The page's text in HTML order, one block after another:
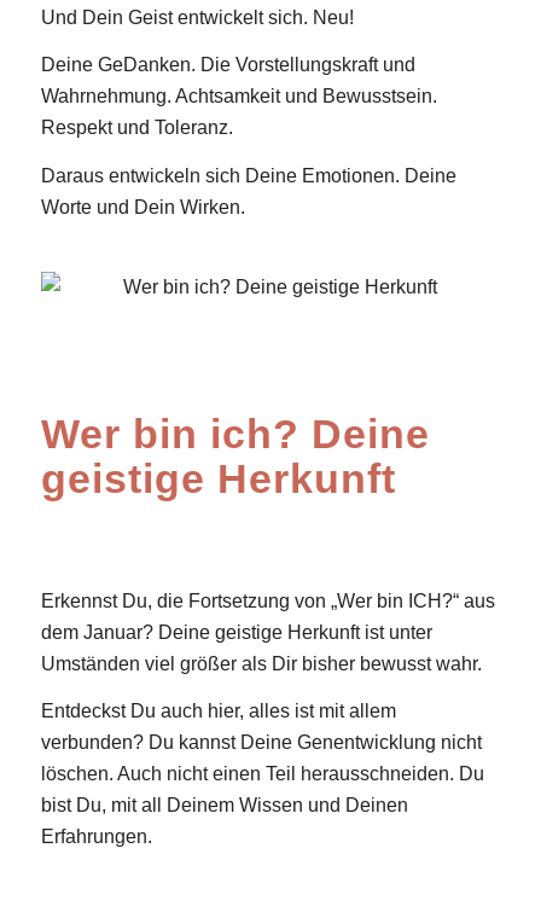
Und Dein Geist entwickelt sich. Neu!
Deine GeDanken. Die Vorstellungskraft und
Wahrnehmung. Achtsamkeit und Bewusstsein.
Respekt und Toleranz.
Daraus entwickeln sich Deine Emotionen. Deine
Worte und Dein Wirken.
Wer bin ich? Deine
geistige Herkunft
Erkennst Du, die Fortsetzung von „Wer bin ICH?“ aus
dem Januar? Deine geistige Herkunft ist unter
Umständen viel größer als Dir bisher bewusst wahr.
Entdeckst Du auch hier, alles ist mit allem
verbunden? Du kannst Deine Genentwicklung nicht
löschen. Auch nicht einen Teil herausschneiden. Du
bist Du, mit all Deinem Wissen und Deinen
Erfahrungen.